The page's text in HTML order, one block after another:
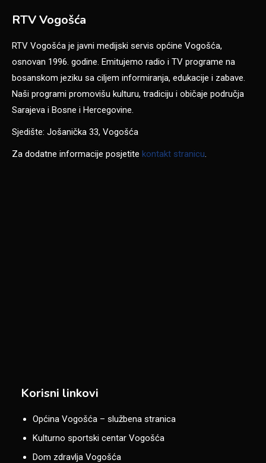
RTV Vogošća
RTV Vogošća je javni medijski servis općine Vogošća,
osnovan 1996. godine. Emitujemo radio i TV programe na
bosanskom jeziku sa ciljem informiranja, edukacije i zabave.
Naši programi promovišu kulturu, tradiciju i običaje područja
Sarajeva i Bosne i Hercegovine.
Sjedište: Jošanička 33, Vogošća
Za dodatne informacije posjetite kontakt stranicu.
Korisni linkovi
Općina Vogošća – službena stranica
Kulturno sportski centar Vogošća
Dom zdravlja Vogošća